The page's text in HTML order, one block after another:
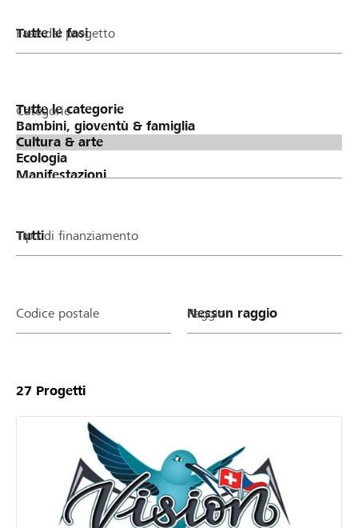
Fase del progetto
Categorie
Tipo di finanziamento
Codice postale Raggio
27 Progetti